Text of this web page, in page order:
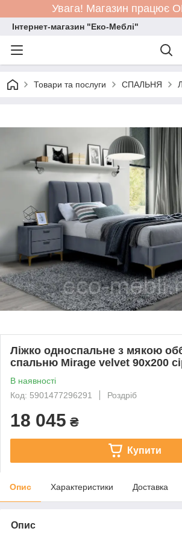
Увага! Магазин працює
Інтернет-магазин "Еко-Меблі"
Товари та послуги СПАЛЬНЯ
Ліжко односпальне з мякою
спальню Mirage velvet 90x200
В наявності
Код: 5901477296291
Роздріб
18 045 ₴
Купити
Опис Характеристики Доставка
Опис